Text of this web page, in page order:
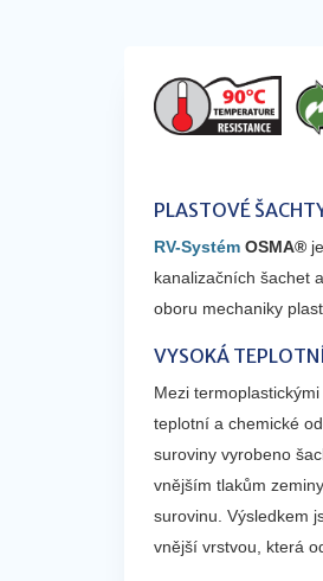
PLASTOVÉ
RV-Systém OSMA®
kanalizačních šachet
oboru mechaniky
VYSOKÁ
Mezi
teplotní a chemické
suroviny vyrobeno
vnějším tlakům
surovinu. Výsledkem
vnější vrstvou, která